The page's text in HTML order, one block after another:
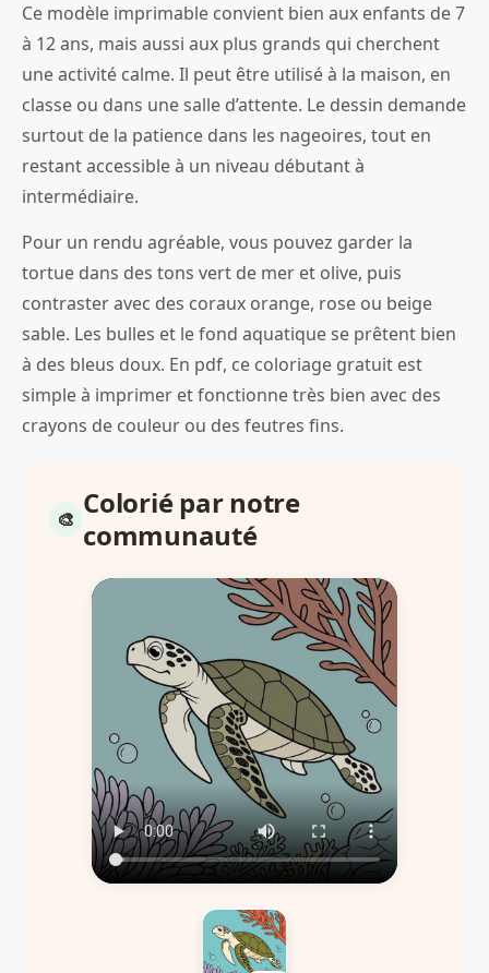
Ce modèle imprimable convient bien aux enfants de 7
à 12 ans, mais aussi aux plus grands qui cherchent
une activité calme. Il peut être utilisé à la maison, en
classe ou dans une salle d’attente. Le dessin demande
surtout de la patience dans les nageoires, tout en
restant accessible à un niveau débutant à
intermédiaire.
Pour un rendu agréable, vous pouvez garder la
tortue dans des tons vert de mer et olive, puis
contraster avec des coraux orange, rose ou beige
sable. Les bulles et le fond aquatique se prêtent bien
à des bleus doux. En pdf, ce coloriage gratuit est
simple à imprimer et fonctionne très bien avec des
crayons de couleur ou des feutres fins.
Colorié par notre
communauté